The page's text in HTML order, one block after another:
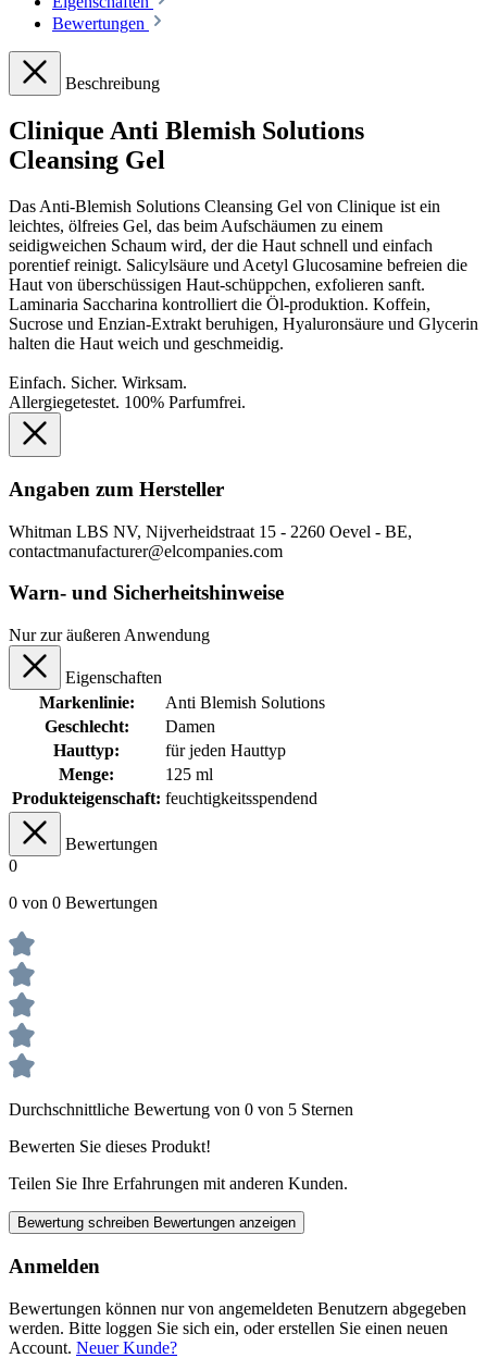
Bewertungen
Beschreibung
Clinique Anti Blemish Solutions
Cleansing Gel
Das Anti-Blemish Solutions Cleansing Gel von Clinique ist ein
leichtes, ölfreies Gel, das beim Aufschäumen zu einem
seidigweichen Schaum wird, der die Haut schnell und einfach
porentief reinigt. Salicylsäure und Acetyl Glucosamine befreien die
Haut von überschüssigen Haut-schüppchen, exfolieren sanft.
Laminaria Saccharina kontrolliert die Öl-produktion. Koffein,
Sucrose und Enzian-Extrakt beruhigen, Hyaluronsäure und Glycerin
halten die Haut weich und geschmeidig.
Einfach. Sicher. Wirksam.
Allergiegetestet. 100% Parfumfrei.
Angaben zum Hersteller
Whitman LBS NV, Nijverheidstraat 15 - 2260 Oevel - BE,
contactmanufacturer@elcompanies.com
Warn- und Sicherheitshinweise
Nur zur äußeren Anwendung
Eigenschaften
Markenlinie:
Anti Blemish Solutions
Geschlecht:
Damen
Hauttyp:
für jeden Hauttyp
Menge:
125 ml
Produkteigenschaft: feuchtigkeitsspendend
Bewertungen
0
0 von 0 Bewertungen
Durchschnittliche Bewertung von 0 von 5 Sternen
Bewerten Sie dieses Produkt!
Teilen Sie Ihre Erfahrungen mit anderen Kunden.
Bewertung schreiben Bewertungen anzeigen
Anmelden
Bewertungen können nur von angemeldeten Benutzern abgegeben
werden. Bitte loggen Sie sich ein, oder erstellen Sie einen neuen
Account. Neuer Kunde?